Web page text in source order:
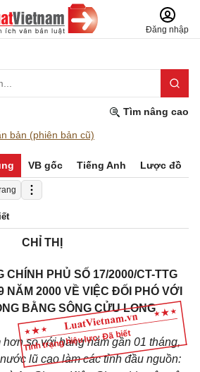
Đăng nhập
Tìm nâng cao
bản (phiên bản cũ)
VB gốc Tiếng Anh Lược đồ
Tình trạng hiệu lực: Đã biết
CHỈ THỊ
CHÍNH PHỦ SỐ 17/2000/CT-TTG
NĂM 2000 VỀ VIỆC ĐỐI PHÓ VỚI
BẰNG SÔNG CỬU LONG
so với hàng năm gần 01 tháng,
lũ cao làm các tỉnh đầu nguồn: